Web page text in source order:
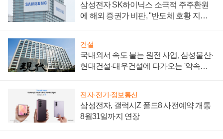
삼성전자 SK하이닉스 소극적 주주환원
에 해외 증권가 비판, "반도체 호황 지속
건설
국내외서 속도 붙는 원전 사업, 삼성물산·
현대건설·대우건설에 다가오는 '약속의
전자·전기·정보통신
삼성전자, 갤럭시Z 폴드8 사전예약 개통
8월31일까지 연장